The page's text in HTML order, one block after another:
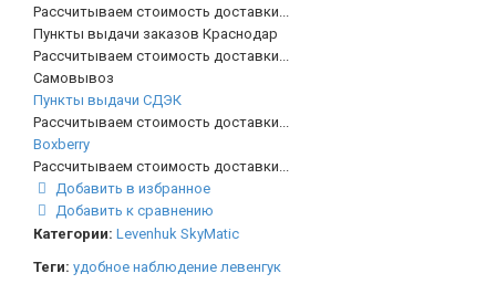
Рассчитываем стоимость доставки...
Пункты выдачи заказов Краснодар
Рассчитываем стоимость доставки...
Самовывоз
Пункты выдачи СДЭК
Рассчитываем стоимость доставки...
Boxberry
Рассчитываем стоимость доставки...
Добавить в избранное
Добавить к сравнению
Категории: Levenhuk SkyMatic
Теги: удобное наблюдение левенгук